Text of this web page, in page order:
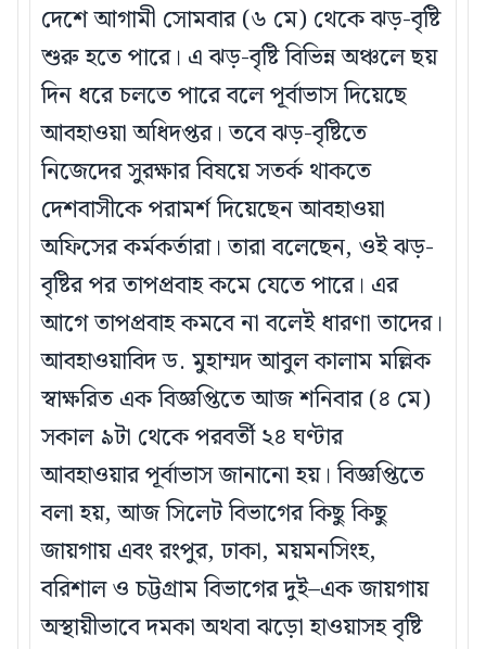
দেশে আগামী সোমবার (৬ মে) থেকে ঝড়-বৃষ্টি
শুরু হতে পারে। এ ঝড়-বৃষ্টি বিভিন্ন অঞ্চলে ছয়
দিন ধরে চলতে পারে বলে পূর্বাভাস দিয়েছে
আবহাওয়া অধিদপ্তর। তবে ঝড়-বৃষ্টিতে
নিজেদের সুরক্ষার বিষয়ে সতর্ক থাকতে
দেশবাসীকে পরামর্শ দিয়েছেন আবহাওয়া
অফিসের কর্মকর্তারা। তারা বলেছেন, ওই ঝড়-
বৃষ্টির পর তাপপ্রবাহ কমে যেতে পারে। এর
আগে তাপপ্রবাহ কমবে না বলেই ধারণা তাদের।
আবহাওয়াবিদ ড. মুহাম্মদ আবুল কালাম মল্লিক
স্বাক্ষরিত এক বিজ্ঞপ্তিতে আজ শনিবার (৪ মে)
সকাল ৯টা থেকে পরবর্তী ২৪ ঘণ্টার
আবহাওয়ার পূর্বাভাস জানানো হয়। বিজ্ঞপ্তিতে
বলা হয়, আজ সিলেট বিভাগের কিছু কিছু
জায়গায় এবং রংপুর, ঢাকা, ময়মনসিংহ,
বরিশাল ও চট্টগ্রাম বিভাগের দুই–এক জায়গায়
অস্থায়ীভাবে দমকা অথবা ঝড়ো হাওয়াসহ বৃষ্টি